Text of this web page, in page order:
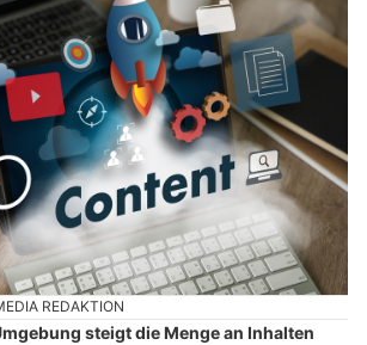
REDAKTION
steigt die Menge an Inhalten